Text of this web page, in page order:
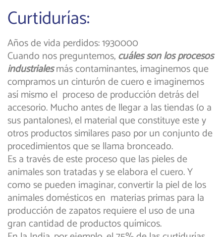
Curtidurías:
Años de vida perdidos: 1930000
Cuando nos preguntemos,cuáles son los procesos
industrialesmás contaminantes, imaginemos que
compramos un cinturón de cuero e imaginemos
así mismo el proceso de producción detrás del
accesorio. Mucho antes de llegar a las tiendas (o a
sus pantalones), el material que constituye este y
otros productos similares paso por un conjunto de
procedimientos que se llama bronceado.
Es a través de este proceso que las pieles de
animales son tratadas y se elabora el cuero. Y
como se pueden imaginar, convertir la piel de los
animales domésticos en materias primas para la
producción de zapatos requiere el uso de una
gran cantidad de productos químicos.